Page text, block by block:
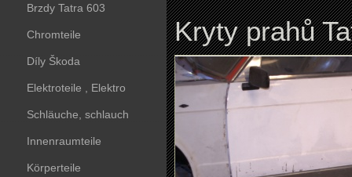
Brzdy Tatra 603
Chromteile
Díly Škoda
Elektroteile , Elektro
Schläuche, schlauch
Innenraumteile
Körperteile
Kryty prahů